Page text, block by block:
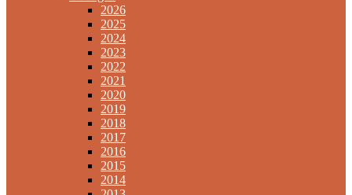
2026
2025
2024
2023
2022
2021
2020
2019
2018
2017
2016
2015
2014